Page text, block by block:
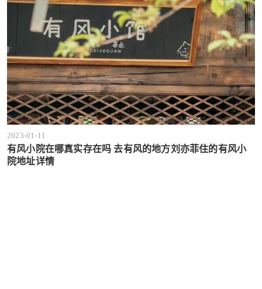
2023-01-11
有风小院在哪真实存在吗 去有风的地方刘亦菲住的有风小
院地址详情